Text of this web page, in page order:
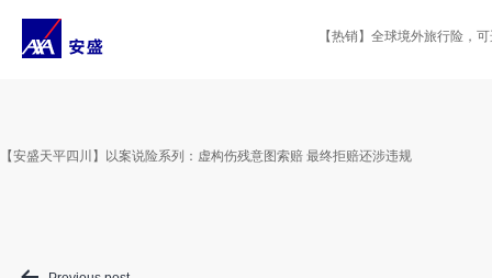
content
【热销】全球境外旅行险，可选
【安盛天平四川】以案说险系列：虚构伤残意图索赔 最终拒赔还涉违规
Post